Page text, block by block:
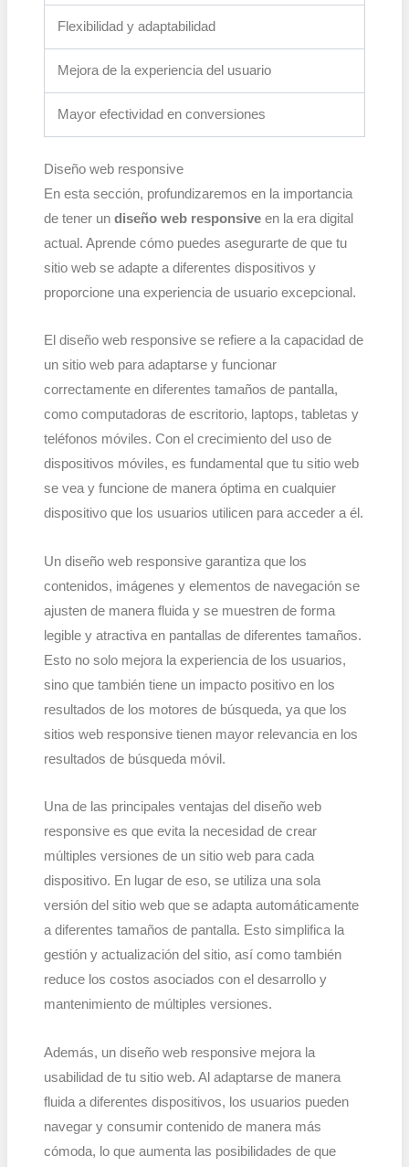
Flexibilidad y adaptabilidad
Mejora de la experiencia del usuario
Mayor efectividad en conversiones
Diseño web responsive
En esta sección, profundizaremos en la importancia
de tener un diseño web responsiveen la era digital
actual. Aprende cómo puedes asegurarte de que tu
sitio web se adapte a diferentes dispositivos y
proporcione una experiencia de usuario excepcional.
El diseño web responsive se refiere a la capacidad de
un sitio web para adaptarse y funcionar
correctamente en diferentes tamaños de pantalla,
como computadoras de escritorio, laptops, tabletas y
teléfonos móviles. Con el crecimiento del uso de
dispositivos móviles, es fundamental que tu sitio web
se vea y funcione de manera óptima en cualquier
dispositivo que los usuarios utilicen para acceder a él.
Un diseño web responsive garantiza que los
contenidos, imágenes y elementos de navegación se
ajusten de manera fluida y se muestren de forma
legible y atractiva en pantallas de diferentes tamaños.
Esto no solo mejora la experiencia de los usuarios,
sino que también tiene un impacto positivo en los
resultados de los motores de búsqueda, ya que los
sitios web responsive tienen mayor relevancia en los
resultados de búsqueda móvil.
Una de las principales ventajas del diseño web
responsive es que evita la necesidad de crear
múltiples versiones de un sitio web para cada
dispositivo. En lugar de eso, se utiliza una sola
versión del sitio web que se adapta automáticamente
a diferentes tamaños de pantalla. Esto simplifica la
gestión y actualización del sitio, así como también
reduce los costos asociados con el desarrollo y
mantenimiento de múltiples versiones.
Además, un diseño web responsive mejora la
usabilidad de tu sitio web. Al adaptarse de manera
fluida a diferentes dispositivos, los usuarios pueden
navegar y consumir contenido de manera más
cómoda, lo que aumenta las posibilidades de que